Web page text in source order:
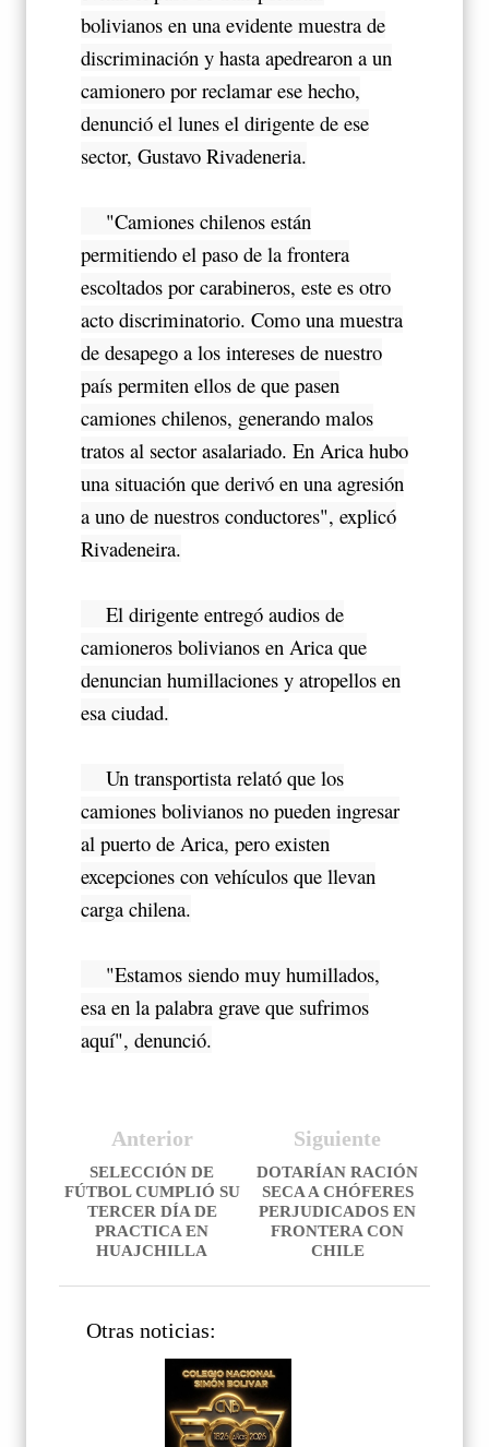
bolivianos en una evidente muestra de
discriminación y hasta apedrearon a un
camionero por reclamar ese hecho,
denunció el lunes el dirigente de ese
sector, Gustavo Rivadeneria.
"Camiones chilenos están
permitiendo el paso de la frontera
escoltados por carabineros, este es otro
acto discriminatorio. Como una muestra
de desapego a los intereses de nuestro
país permiten ellos de que pasen
camiones chilenos, generando malos
tratos al sector asalariado. En Arica hubo
una situación que derivó en una agresión
a uno de nuestros conductores", explicó
Rivadeneira.
El dirigente entregó audios de
camioneros bolivianos en Arica que
denuncian humillaciones y atropellos en
esa ciudad.
Un transportista relató que los
camiones bolivianos no pueden ingresar
al puerto de Arica, pero existen
excepciones con vehículos que llevan
carga chilena.
"Estamos siendo muy humillados,
esa en la palabra grave que sufrimos
aquí", denunció.
Siguiente
DOTARÍAN RACIÓN
SECA A CHÓFERES
PERJUDICADOS EN
FRONTERA CON
CHILE
Anterior
SELECCIÓN DE
FÚTBOL CUMPLIÓ SU
TERCER DÍA DE
PRACTICA EN
HUAJCHILLA
Otras noticias: